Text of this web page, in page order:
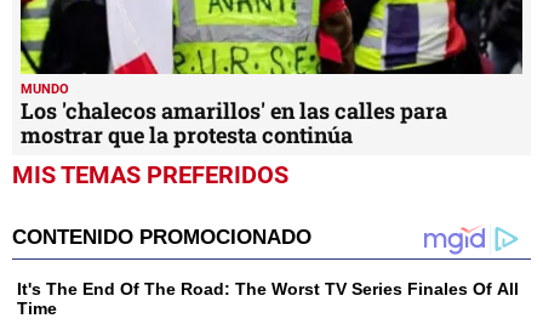
MUNDO
Los 'chalecos amarillos' en las calles para
mostrar que la protesta continúa
MIS TEMAS PREFERIDOS